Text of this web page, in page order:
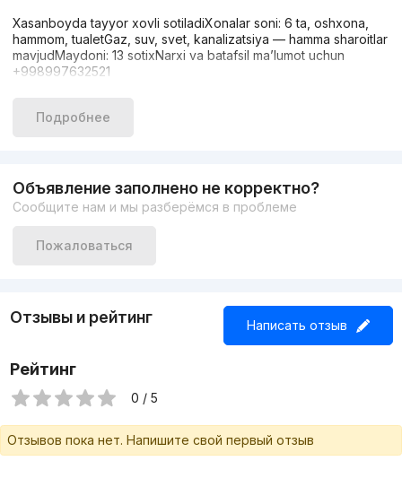
Xasanboyda tayyor xovli sotiladiXonalar soni: 6 ta, oshxona,
hammom, tualetGaz, suv, svet, kanalizatsiya — hamma sharoitlar
mavjudMaydoni: 13 sotixNarxi va batafsil ma’lumot uchun
+998997632521
Подробнее
Объявление заполнено не корректно?
Сообщите нам и мы разберёмся в проблеме
Пожаловаться
Отзывы и рейтинг Написать отзыв
Рейтинг
0 / 5
Отзывов пока нет. Напишите свой первый отзыв